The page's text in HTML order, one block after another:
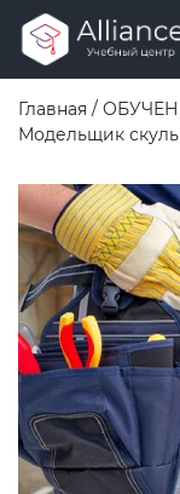
Главная /
Модельщик